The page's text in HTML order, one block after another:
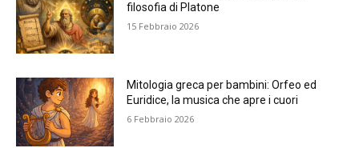
filosofia di Platone
15 Febbraio 2026
Mitologia greca per bambini: Orfeo ed
Euridice, la musica che apre i cuori
6 Febbraio 2026